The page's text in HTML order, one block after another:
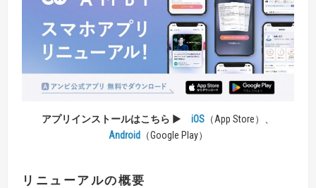
アプリインストールはこちら ▶ iOS （App Store）、
Android （Google Play）
リニューアルの概要